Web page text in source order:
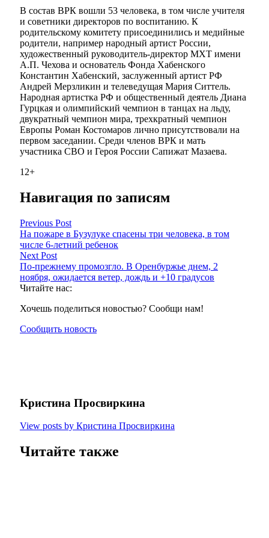
В состав ВРК вошли 53 человека, в том числе учителя
и советники директоров по воспитанию. К
родительскому комитету присоединились и медийные
родители, например народный артист России,
художественный руководитель-директор МХТ имени
А.П. Чехова и основатель Фонда Хабенского
Константин Хабенский, заслуженный артист РФ
Андрей Мерзликин и телеведущая Мария Ситтель.
Народная артистка РФ и общественный деятель Диана
Гурцкая и олимпийский чемпион в танцах на льду,
двукратный чемпион мира, трехкратный чемпион
Европы Роман Костомаров лично присутствовали на
первом заседании. Среди членов ВРК и мать
участника СВО и Героя России Сапижат Мазаева.
12+
Навигация по записям
Previous Post
На пожаре в Бузулуке спасены три человека, в том
числе 6-летний ребенок
Next Post
По-прежнему промозгло. В Оренбуржье днем, 2
ноября, ожидается ветер, дождь и +10 градусов
Читайте нас:
Хочешь поделиться новостью? Сообщи нам!
Сообщить новость
Кристина Просвиркина
View posts by Кристина Просвиркина
Читайте также